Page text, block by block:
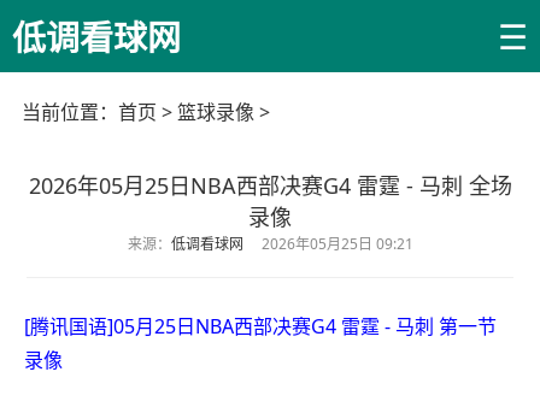
低调看球网 ☰
当前位置： 首页 >篮球录像 >
2026年05月25日NBA西部决赛G4 雷霆 - 马刺 全场
录像
来源： 低调看球网 2026年05月25日 09:21
[腾讯国语]05月25日NBA西部决赛G4 雷霆 - 马刺 第一节
录像